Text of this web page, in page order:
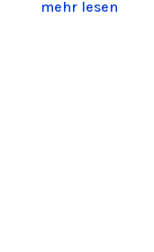
mehr lesen